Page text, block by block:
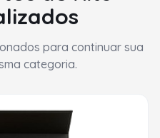
para continuar sua
categoria.